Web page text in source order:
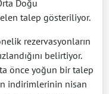
Doğu
talep gösteriliyor.
rezervasyonların
belirtiyor.
önce yoğun bir talep
indirimlerinin nisan